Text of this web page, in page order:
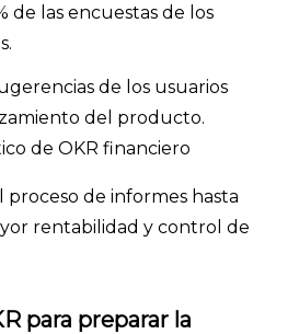
de las encuestas de los
de los usuarios
del producto.
de OKR financiero
proceso de informes hasta
rentabilidad y control de
para preparar la